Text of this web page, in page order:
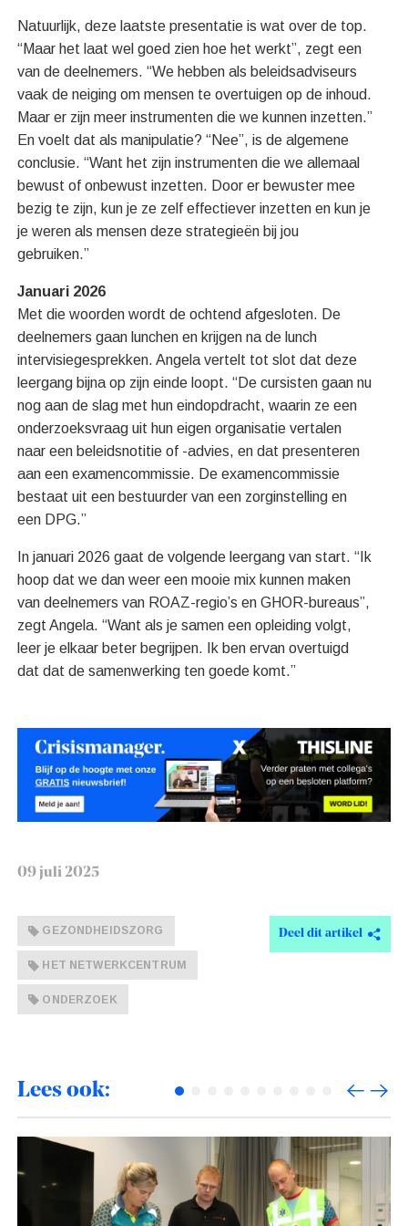
Natuurlijk, deze laatste presentatie is wat over de top.
“Maar het laat wel goed zien hoe het werkt”, zegt een
van de deelnemers. “We hebben als beleidsadviseurs
vaak de neiging om mensen te overtuigen op de inhoud.
Maar er zijn meer instrumenten die we kunnen inzetten.”
En voelt dat als manipulatie? “Nee”, is de algemene
conclusie. “Want het zijn instrumenten die we allemaal
bewust of onbewust inzetten. Door er bewuster mee
bezig te zijn, kun je ze zelf effectiever inzetten en kun je
je weren als mensen deze strategieën bij jou
gebruiken.”
Januari 2026
Met die woorden wordt de ochtend afgesloten. De
deelnemers gaan lunchen en krijgen na de lunch
intervisiegesprekken. Angela vertelt tot slot dat deze
leergang bijna op zijn einde loopt. “De cursisten gaan nu
nog aan de slag met hun eindopdracht, waarin ze een
onderzoeksvraag uit hun eigen organisatie vertalen
naar een beleidsnotitie of -advies, en dat presenteren
aan een examencommissie. De examencommissie
bestaat uit een bestuurder van een zorginstelling en
een DPG.”
In januari 2026 gaat de volgende leergang van start. “Ik
hoop dat we dan weer een mooie mix kunnen maken
van deelnemers van ROAZ-regio’s en GHOR-bureaus”,
zegt Angela. “Want als je samen een opleiding volgt,
leer je elkaar beter begrijpen. Ik ben ervan overtuigd
dat dat de samenwerking ten goede komt.”
09 juli 2025
GEZONDHEIDSZORG
HET NETWERKCENTRUM
ONDERZOEK
Deel dit artikel
Lees ook: